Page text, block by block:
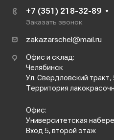
+7 (351) 218-32-89
Заказать звонок
zakazarschel@mail.ru
Офис и склад:
Челябинск
Ул. Свердловский тракт,
Территория
Офис:
Университетская
Вход 5, второй этаж